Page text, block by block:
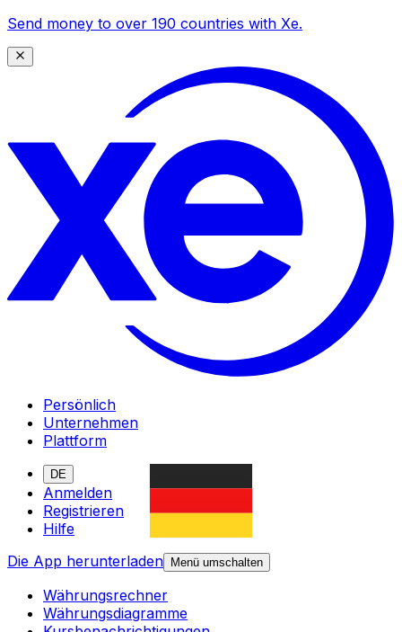
Send money to over 190 countries with Xe.
Persönlich
Unternehmen
Plattform
DE
Anmelden
Registrieren
Hilfe
Die App herunterladen
Menü umschalten
Währungsrechner
Währungsdiagramme